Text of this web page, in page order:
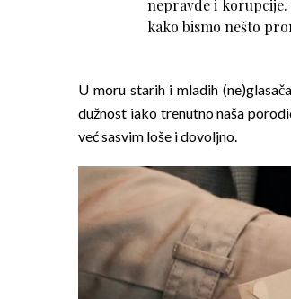
nepravde i
kako bismo nešto
U moru starih i mladih
dužnost iako trenutno naša
već sasvim loše i dovoljno.